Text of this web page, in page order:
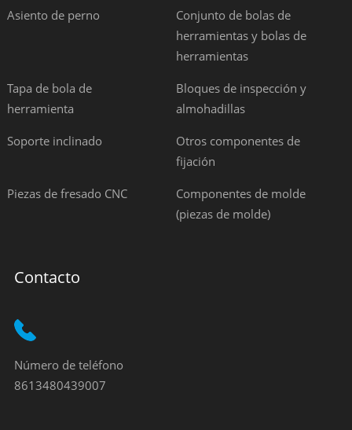
Asiento de perno
Conjunto de bolas de
herramientas y bolas de
herramientas
Tapa de bola de
herramienta
Bloques de inspección y
almohadillas
Soporte inclinado
Otros componentes de
fijación
Piezas de fresado CNC
Componentes de molde
(piezas de molde)
Contacto
Número de teléfono
8613480439007